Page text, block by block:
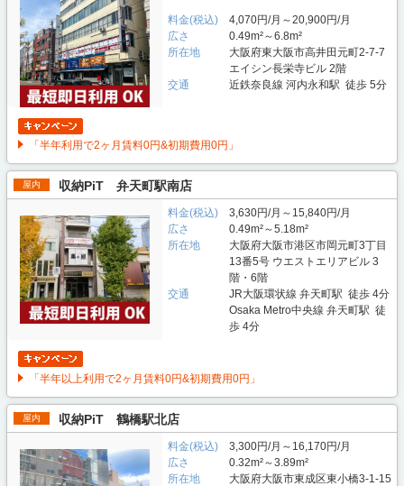
料金(税込)
4,070円/月～20,900円/月
広さ
0.49m²～6.8m²
所在地
大阪府東大阪市高井田元町2-7-7
エイシン長栄寺ビル 2階
交通
近鉄奈良線 河内永和駅 徒歩 5分
「半年利用で2ヶ月賃料0円&初期費用0円」
屋内 収納PiT 弁天町駅南店
料金(税込)
3,630円/月～15,840円/月
広さ
0.49m²～5.18m²
所在地
大阪府大阪市港区市岡元町3丁目
13番5号 ウエストエリアビル 3
階・6階
交通
JR大阪環状線 弁天町駅 徒歩 4分
Osaka Metro中央線 弁天町駅 徒
歩 4分
「半年以上利用で2ヶ月賃料0円&初期費用0円」
屋内 収納PiT 鶴橋駅北店
料金(税込)
3,300円/月～16,170円/月
広さ
0.32m²～3.89m²
所在地
大阪府大阪市東成区東小橋3-1-15